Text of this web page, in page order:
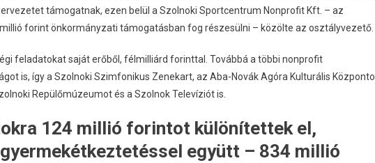
támogatnak, ezen belül a Szolnoki Sportcentrum Nonprofit Kft. – az
forint önkormányzati támogatásban fog részesülni – közölte az osztályvezető.
feladatokat saját erőből, félmilliárd forinttal. Továbbá a többi nonprofit
is, így a Szolnoki Szimfonikus Zenekart, az Aba-Novák Agóra Kulturális
Repülőmúzeumot és a Szolnok Televíziót is.
124 millió forintot különítettek el,
együtt – 834 millió